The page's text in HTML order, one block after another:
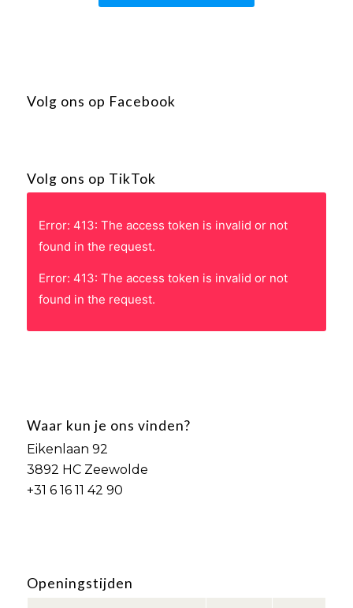
Volg ons op Facebook
Volg ons op TikTok
Error: 413: The access token is invalid or not
found in the request.
Error: 413: The access token is invalid or not
found in the request.
Waar kun je ons vinden?
Eikenlaan 92
3892 HC Zeewolde
+31 6 16 11 42 90
Openingstijden